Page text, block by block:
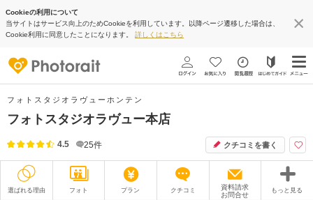
Cookieの利用について
当サイトはサービス向上のためCookieを利用しています。以降ページ遷移した場合は、
Cookie利用に同意したことになります。 詳しくはこちら
フォトスタジオラヴューホンテン
フォトスタジオラヴュー本店
4.5 25件 クチコミを書く
選ばれる理由 フォト プラン クチコミ
資料請求
お問合せ
もっと見る